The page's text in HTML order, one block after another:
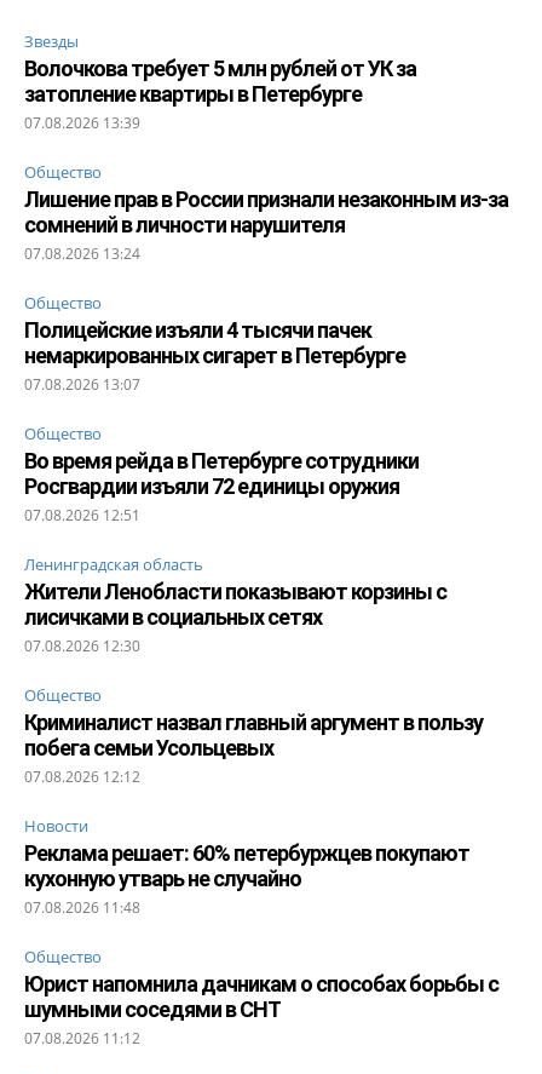
Звезды
Волочкова требует 5 млн рублей от УК за
затопление квартиры в Петербурге
07.08.2026 13:39
Общество
Лишение прав в России признали незаконным из-за
сомнений в личности нарушителя
07.08.2026 13:24
Общество
Полицейские изъяли 4 тысячи пачек
немаркированных сигарет в Петербурге
07.08.2026 13:07
Общество
Во время рейда в Петербурге сотрудники
Росгвардии изъяли 72 единицы оружия
07.08.2026 12:51
Ленинградская область
Жители Ленобласти показывают корзины с
лисичками в социальных сетях
07.08.2026 12:30
Общество
Криминалист назвал главный аргумент в пользу
побега семьи Усольцевых
07.08.2026 12:12
Новости
Реклама решает: 60% петербуржцев покупают
кухонную утварь не случайно
07.08.2026 11:48
Общество
Юрист напомнила дачникам о способах борьбы с
шумными соседями в СНТ
07.08.2026 11:12